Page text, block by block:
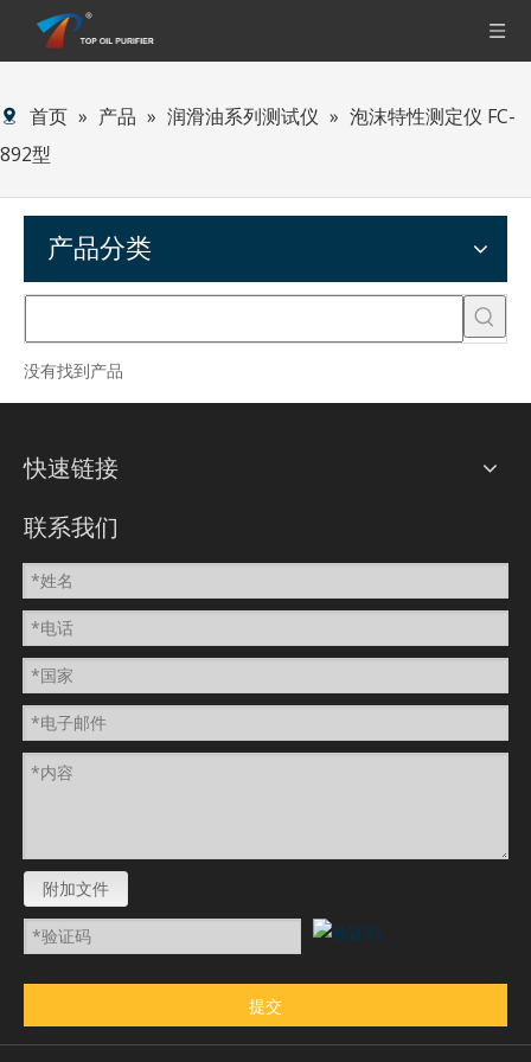
首页 » 产品 » 润滑油系列测试仪 » 泡沫特性测定仪 FC-
892型
产品分类
没有找到产品
快速链接
联系我们
附加文件
提交